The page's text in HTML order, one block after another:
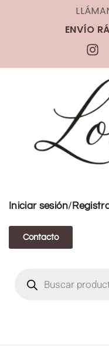
ENVÍO
Iniciar sesión/
Contacto